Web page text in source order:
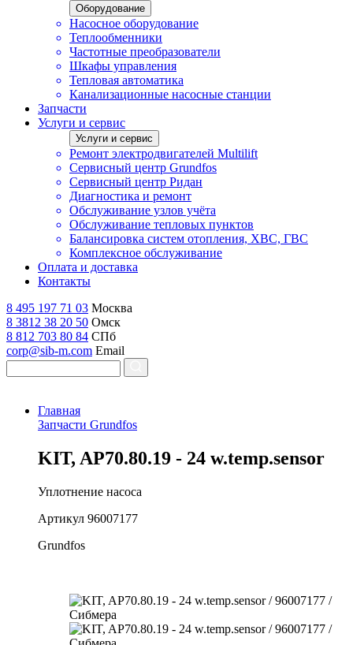
Оборудование
Насосное оборудование
Теплообменники
Частотные преобразователи
Шкафы управления
Тепловая автоматика
Канализационные насосные станции
Запчасти
Услуги и сервис
Услуги и сервис
Ремонт электродвигателей Multilift
Сервисный центр Grundfos
Сервисный центр Ридан
Диагностика и ремонт
Обслуживание узлов учёта
Обслуживание тепловых пунктов
Балансировка систем отопления, ХВС, ГВС
Комплексное обслуживание
Оплата и доставка
Контакты
8 495 197 71 03 Москва
8 3812 38 20 50 Омск
8 812 703 80 84 СПб
corp@sib-m.com Email
Главная
Запчасти Grundfos
KIT, AP70.80.19 - 24 w.temp.sensor
Уплотнение насоса
Артикул 96007177
Grundfos